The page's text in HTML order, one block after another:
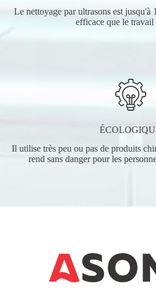
Le nettoyage par ultrasons est jusqu'à
efficace que le travail
Il utilise très peu ou pas de produits
rend sans danger pour les